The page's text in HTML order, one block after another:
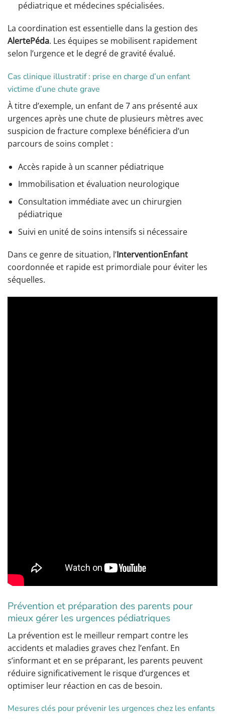
pédiatrique et médecines spécialisées.
La coordination est essentielle dans la gestion des
AlertePéda. Les équipes se mobilisent rapidement
selon l’urgence et le degré de gravité évalué.
Cas clinique illustratif : prise en charge d’un enfant
victime d’une chute grave
À titre d’exemple, un enfant de 7 ans présenté aux
urgences après une chute de plusieurs mètres avec
suspicion de fracture complexe bénéficiera d’un
parcours de soins complet :
Accès rapide à un scanner pédiatrique
Immobilisation et évaluation neurologique
Consultation immédiate avec un chirurgien
pédiatrique
Suivi en unité de soins intensifs si nécessaire
Dans ce genre de situation, l’InterventionEnfant
coordonnée et rapide est primordiale pour éviter les
séquelles.
Prévention et préparation des parents pour
mieux gérer les urgences pédiatriques
La prévention est le meilleur rempart contre les
accidents et maladies graves chez l’enfant. En
s’informant et en se préparant, les parents peuvent
réduire significativement le risque d’urgences et
optimiser leur réaction en cas de besoin.
Mesures clés pour prévenir les urgences chez les enfants